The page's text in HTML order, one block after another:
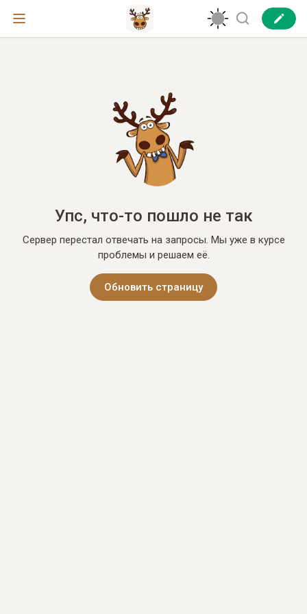
Упс, что-то пошло не так
Сервер перестал отвечать на запросы. Мы уже в курсе
проблемы и решаем её.
Обновить страницу